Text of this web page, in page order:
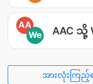
AA
We
AAC သို့
အားလုံးကြည့်ရ